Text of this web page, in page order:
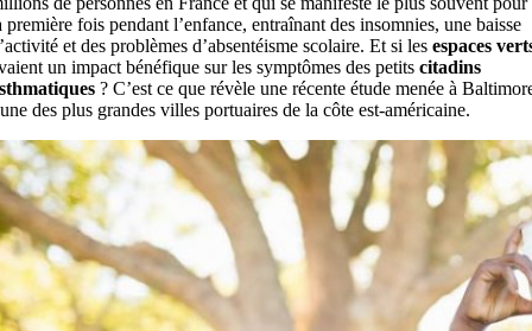
première fois pendant l’enfance, entraînant des insomnies, une baisse
et des problèmes d’absentéisme scolaire. Et si les espaces
un impact bénéfique sur les symptômes des petits citadins
? C’est ce que révèle une récente étude menée à
des plus grandes villes portuaires de la côte est-américaine.